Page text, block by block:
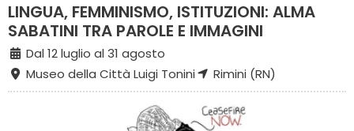
LINGUA, FEMMINISMO, ISTITUZIONI: ALMA
SABATINI TRA PAROLE E IMMAGINI
Dal 12 luglio al 31 agosto
Museo della Città Luigi Tonini
Rimini (RN)